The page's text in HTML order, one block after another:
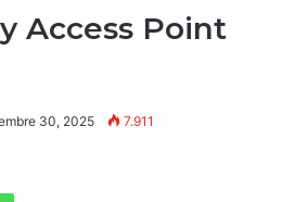
Access Point
30, 2025 7.911
WhatsApp